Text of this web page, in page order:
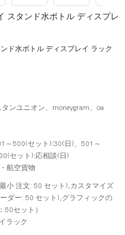
スタンド水ボトル ディスプレ
ド水ボトル ディスプレイ ラック
ンユニオン、moneygram、oa
～500(セット):30(日)、501～
セット):応相談(日)
航空貨物
小 注文: 50 セット),カスタマイズ
ダー: 50 セット),グラフィックの
50セット）
ラック